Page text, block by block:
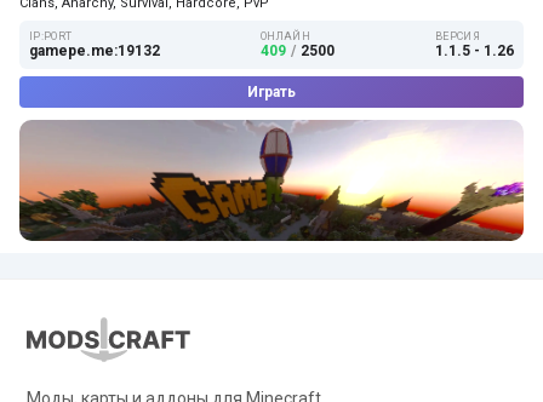
IP:PORT
gamepe.me:19132
ОНЛАЙН
409 / 2500
ВЕРСИЯ
1.1.5 - 1.26
Играть